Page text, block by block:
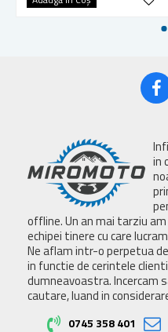
in
offline. Un an mai tarziu
echipei tinere cu care
Ne aflam intr-o perpetua
in functie de cerintele
dumneavoastra. Incercam
cautare, luand in
0745 358 401